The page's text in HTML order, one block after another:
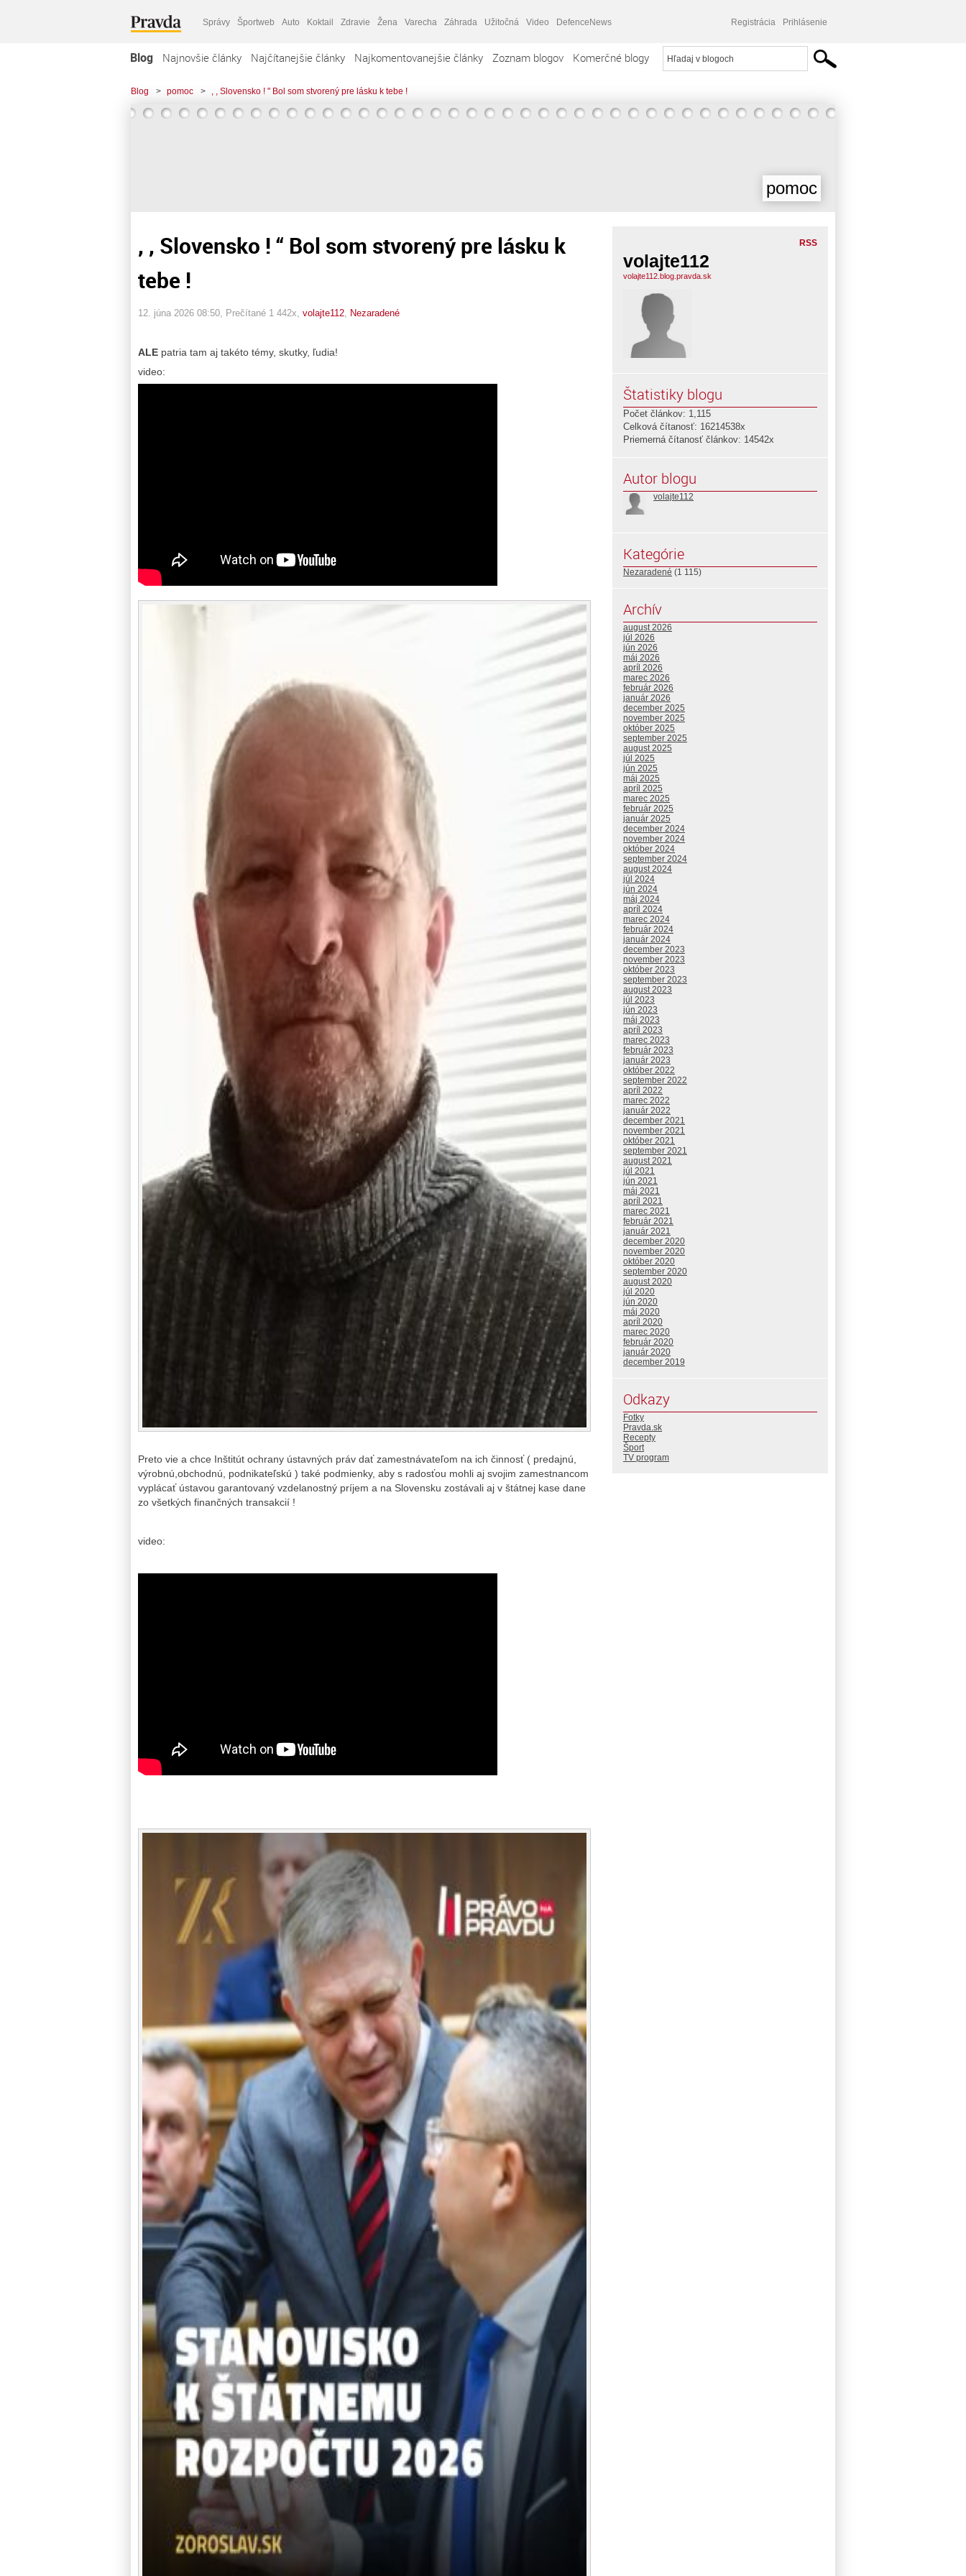
Správy Športweb Auto Koktail Zdravie Žena Varecha Záhrada Užitočná Video DefenceNews Registrácia Prihlásenie
Blog Najnovšie články Najčítanejšie články Najkomentovanejšie články Zoznam blogov Komerčné blogy
Blog > pomoc > , , Slovensko ! " Bol som stvorený pre lásku k tebe !
pomoc
, , Slovensko ! “ Bol som stvorený pre lásku k
tebe !
12. júna 2026 08:50 , Prečítané 1 442x, volajte112 Nezaradené
ALE patria tam aj takéto témy, skutky, ľudia!
video:
Preto vie a chce Inštitút ochrany ústavných práv dať zamestnávateľom na ich činnosť ( predajnú,
výrobnú,obchodnú, podnikateľskú ) také podmienky, aby s radosťou mohli aj svojim zamestnancom
vyplácať ústavou garantovaný vzdelanostný príjem a na Slovensku zostávali aj v štátnej kase dane
zo všetkých finančných transakcií !
video:
RSS
volajte112
volajte112.blog.pravda.sk
Štatistiky blogu
Počet článkov: 1,115
Celková čítanosť: 16214538x
Priemerná čítanosť článkov: 14542x
Autor blogu
volajte112
Kategórie
Nezaradené (1 115)
Archív
august 2026
júl 2026
jún 2026
máj 2026
apríl 2026
marec 2026
február 2026
január 2026
december 2025
november 2025
október 2025
september 2025
august 2025
júl 2025
jún 2025
máj 2025
apríl 2025
marec 2025
február 2025
január 2025
december 2024
november 2024
október 2024
september 2024
august 2024
júl 2024
jún 2024
máj 2024
apríl 2024
marec 2024
február 2024
január 2024
december 2023
november 2023
október 2023
september 2023
august 2023
júl 2023
jún 2023
máj 2023
apríl 2023
marec 2023
február 2023
január 2023
október 2022
september 2022
apríl 2022
marec 2022
január 2022
december 2021
november 2021
október 2021
september 2021
august 2021
júl 2021
jún 2021
máj 2021
apríl 2021
marec 2021
február 2021
január 2021
december 2020
november 2020
október 2020
september 2020
august 2020
júl 2020
jún 2020
máj 2020
apríl 2020
marec 2020
február 2020
január 2020
december 2019
Odkazy
Fotky
Pravda.sk
Recepty
Šport
TV program